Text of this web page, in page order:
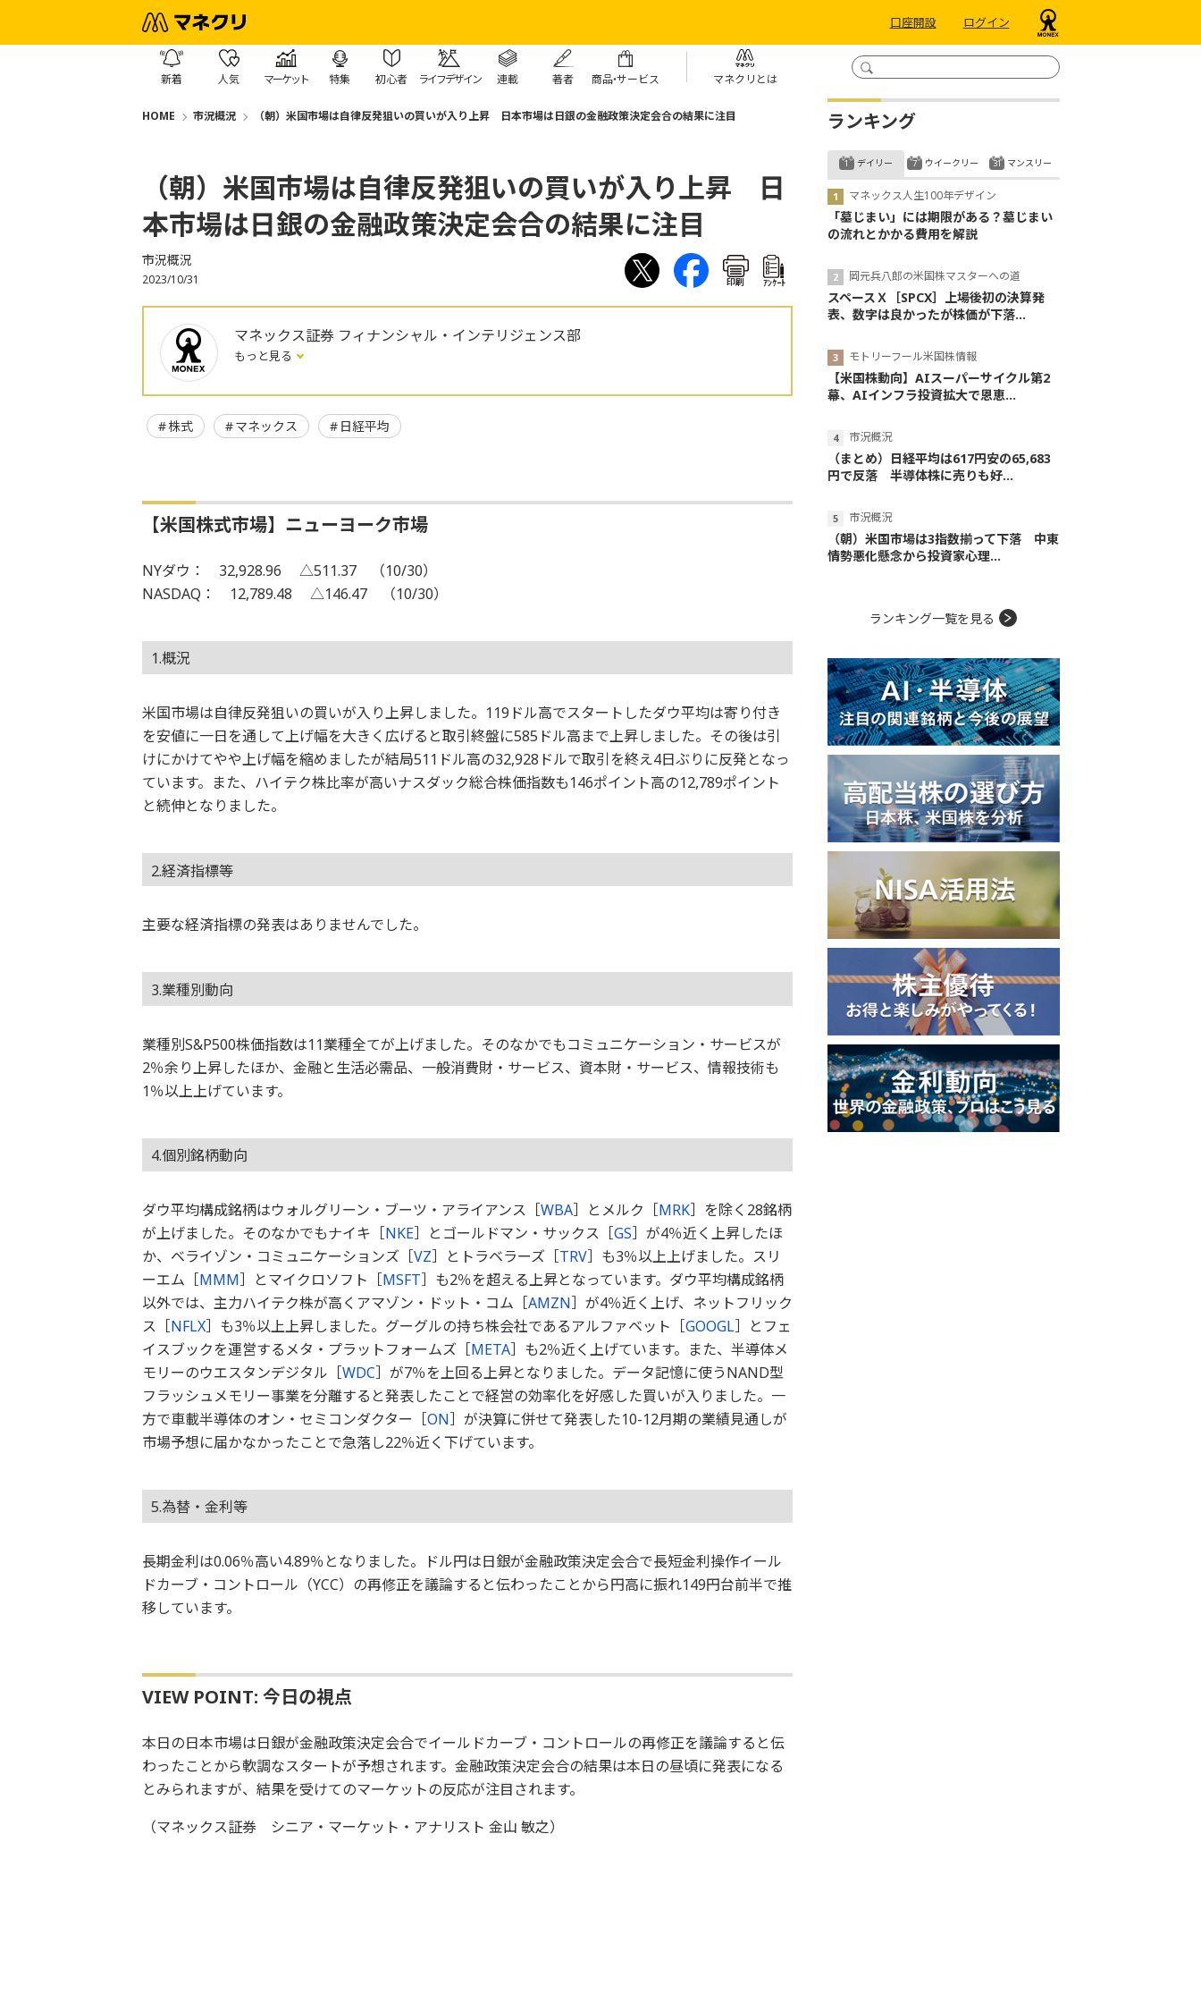
口座開設 ログイン
新着 人気 マーケット 特集 初心者 ライフデザイン 連載 著者 商品・サービス マネクリとは
HOME 市況概況 （朝）米国市場は自律反発狙いの買いが入り上昇 日本市場は日銀の金融政策決定会合の結果に注目
（朝）米国市場は自律反発狙いの買いが入り上昇 日
本市場は日銀の金融政策決定会合の結果に注目
市況概況
2023/10/31 印刷 ｱﾝｹｰﾄ
マネックス証券 フィナンシャル・インテリジェンス部
もっと見る
株式 マネックス 日経平均
【米国株式市場】ニューヨーク市場
NYダウ： 32,928.96 △511.37 （10/30）
NASDAQ： 12,789.48 △146.47 （10/30）
1.概況
米国市場は自律反発狙いの買いが入り上昇しました。119ドル高でスタートしたダウ平均は寄り付き
を安値に一日を通して上げ幅を大きく広げると取引終盤に585ドル高まで上昇しました。その後は引
けにかけてやや上げ幅を縮めましたが結局511ドル高の32,928ドルで取引を終え4日ぶりに反発となっ
ています。また、ハイテク株比率が高いナスダック総合株価指数も146ポイント高の12,789ポイント
と続伸となりました。
2.経済指標等
主要な経済指標の発表はありませんでした。
3.業種別動向
業種別S&P500株価指数は11業種全てが上げました。そのなかでもコミュニケーション・サービスが
2％余り上昇したほか、金融と生活必需品、一般消費財・サービス、資本財・サービス、情報技術も
1％以上上げています。
4.個別銘柄動向
ダウ平均構成銘柄はウォルグリーン・ブーツ・アライアンス［WBA］とメルク［MRK］を除く28銘柄
が上げました。そのなかでもナイキ［NKE］とゴールドマン・サックス［GS］が4％近く上昇したほ
か、ベライゾン・コミュニケーションズ［VZ］とトラベラーズ［TRV］も3％以上上げました。スリ
ーエム［MMM］とマイクロソフト［MSFT］も2％を超える上昇となっています。ダウ平均構成銘柄
以外では、主力ハイテク株が高くアマゾン・ドット・コム［AMZN］が4％近く上げ、ネットフリック
ス［NFLX］も3％以上上昇しました。グーグルの持ち株会社であるアルファベット［GOOGL］とフェ
イスブックを運営するメタ・プラットフォームズ［META］も2％近く上げています。また、半導体メ
モリーのウエスタンデジタル［WDC］が7％を上回る上昇となりました。データ記憶に使うNAND型
フラッシュメモリー事業を分離すると発表したことで経営の効率化を好感した買いが入りました。一
方で車載半導体のオン・セミコンダクター［ON］が決算に併せて発表した10-12月期の業績見通しが
市場予想に届かなかったことで急落し22％近く下げています。
5.為替・金利等
長期金利は0.06％高い4.89％となりました。ドル円は日銀が金融政策決定会合で長短金利操作イール
ドカーブ・コントロール（YCC）の再修正を議論すると伝わったことから円高に振れ149円台前半で推
移しています。
VIEW POINT: 今日の視点
本日の日本市場は日銀が金融政策決定会合でイールドカーブ・コントロールの再修正を議論すると伝
わったことから軟調なスタートが予想されます。金融政策決定会合の結果は本日の昼頃に発表になる
とみられますが、結果を受けてのマーケットの反応が注目されます。
（マネックス証券 シニア・マーケット・アナリスト 金山 敏之）
ランキング
デイリー
マネックス人生100年デザイン
「墓じまい」には期限がある？墓じまい
の流れとかかる費用を解説
岡元兵八郎の米国株マスターへの道
スペースＸ［SPCX］上場後初の決算発
表、数字は良かったが株価が下落...
モトリーフール米国株情報
【米国株動向】AIスーパーサイクル第2
幕、AIインフラ投資拡大で恩恵...
市況概況
（まとめ）日経平均は617円安の65,683
円で反落 半導体株に売りも好...
市況概況
（朝）米国市場は3指数揃って下落 中東
情勢悪化懸念から投資家心理...
ウイークリー マンスリー
ランキング一覧を見る